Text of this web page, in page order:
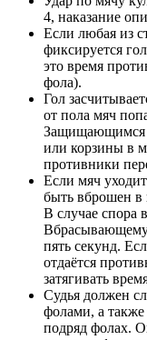
4, наказание
Если любая из
фиксируется
это время
фола).
Гол
от пола мяч
Защищающимся
или корзины в
противники
Если мяч
быть вброшен в
В случае спора
Вбрасывающему
пять секунд.
отдаётся
затягивать
Судья должен
фолами, а
подряд фолах.